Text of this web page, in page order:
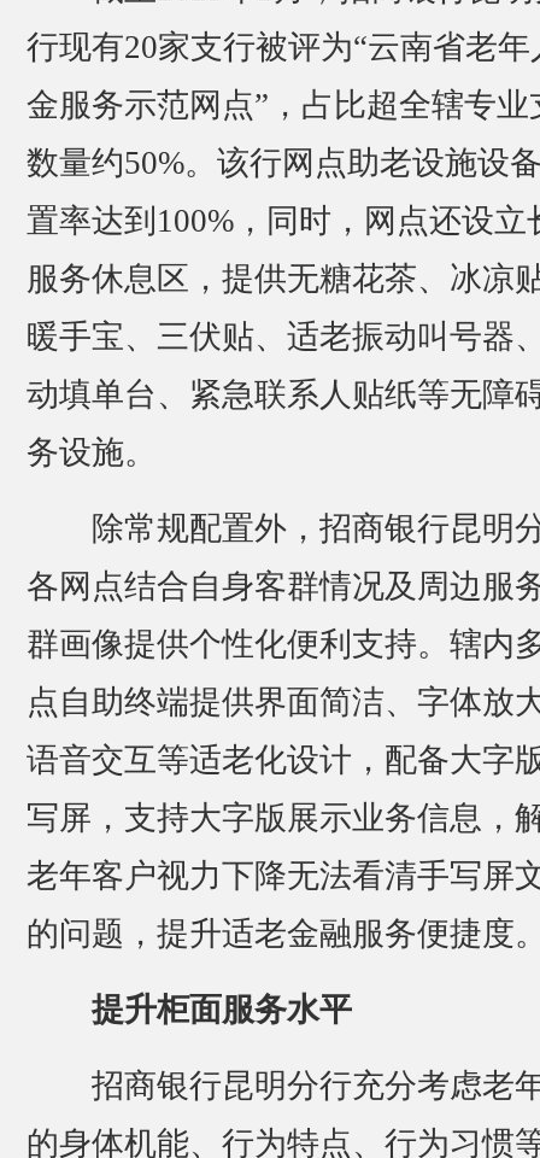
行现有20家支行被评为“云南省老年
金服务示范网点”，占比超全辖专业
数量约50%。该行网点助老设施设
置率达到100%，同时，网点还设立
服务休息区，提供无糖花茶、冰凉
暖手宝、三伏贴、适老振动叫号器
动填单台、紧急联系人贴纸等无障
务设施。
除常规配置外，招商银行昆明
各网点结合自身客群情况及周边服
群画像提供个性化便利支持。辖内
点自助终端提供界面简洁、字体放
语音交互等适老化设计，配备大字
写屏，支持大字版展示业务信息，
老年客户视力下降无法看清手写屏
的问题，提升适老金融服务便捷度
提升柜面服务水平
招商银行昆明分行充分考虑老
的身体机能、行为特点、行为习惯